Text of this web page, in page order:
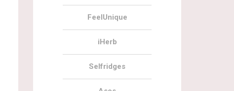
FeelUnique
iHerb
Selfridges